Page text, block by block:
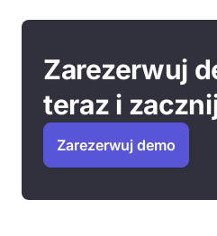
Zarezerwuj
teraz i
Zarezerwuj demo